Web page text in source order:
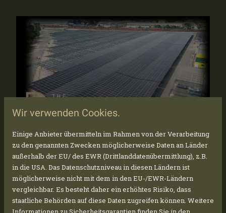
PROGRESSI NELLA COSTRUZIONE
A LONATO!
Lonato 1 - 6 MWp - la prima sezione di uno dei
più grandi progetti di pensiline solari al mondo!
Wir verwenden Cookies.
Einige Anbieter übermitteln im Rahmen von der Verarbeitung
zu den genannten Zwecken möglicherweise Daten an Länder
außerhalb der EU/ des EWR (Drittlanddatenübermittlung), z.B.
in die USA. Das Datenschutzniveau in diesen Ländern ist
möglicherweise nicht mit dem in den EU-/EWR-Ländern
vergleichbar. Es besteht daher ein erhöhtes Risiko, dass
staatliche Behörden auf diese Daten zugreifen können. Weitere